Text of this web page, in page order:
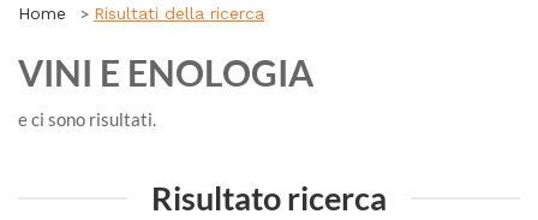
Home Risultati della ricerca
VINI E ENOLOGIA
e ci sono risultati.
Risultato ricerca